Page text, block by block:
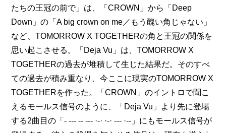
たちの王冠の前で」は、「CROWN」から「Deep
Down」の「A big crown on me／もう醜い角じゃない」
など、TOMORROW X TOGETHERの角と王冠の関係を
思い起こさせる。「Deja Vu」は、TOMORROW X
TOGETHERの過去が堆積して生じた結果だ。そのすべ
ての過去が積み重なり、今ここに現実のTOMORROW X
TOGETHERを作った。「CROWN」のイントロで聞こ
えるモールス信号のように、「Deja Vu」より先に登場
する2曲目の「- --- -- --- ·-· ·-· --- ·--」にもモールス信号が